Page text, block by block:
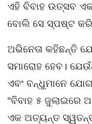
ଏହି ବିବାହ ଉତ୍ସବ
ବୋଲି ସେ ସ୍ପଷ୍ଟ
ଅଭିନେତା କହିଛନ୍ତି
ସମାରୋହ ହେବ।
ଏବଂ ବନ୍ଧୁମାନେ
“ବିବାହ ୫ ଜୁଲାଇରେ
ଏକ ଅତ୍ୟନ୍ତ